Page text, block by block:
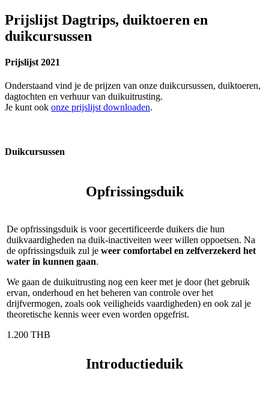
Prijslijst Dagtrips, duiktoeren en
duikcursussen
Prijslijst 2021
Onderstaand vind je de prijzen van onze duikcursussen, duiktoeren,
dagtochten en verhuur van duikuitrusting.
Je kunt ook onze prijslijst downloaden.
Duikcursussen
Opfrissingsduik
De opfrissingsduik is voor gecertificeerde duikers die hun
duikvaardigheden na duik-inactiveiten weer willen oppoetsen. Na
de opfrissingsduik zul je weer comfortabel en zelfverzekerd het
water in kunnen gaan.
We gaan de duikuitrusting nog een keer met je door (het gebruik
ervan, onderhoud en het beheren van controle over het
drijfvermogen, zoals ook veiligheids vaardigheden) en ook zal je
theoretische kennis weer even worden opgefrist.
1.200 THB
Introductieduik